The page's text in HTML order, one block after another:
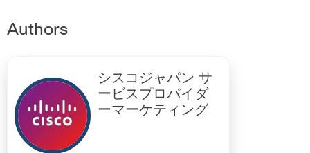
Authors
シスコジャパン サ
ービスプロバイダ
ーマーケティング